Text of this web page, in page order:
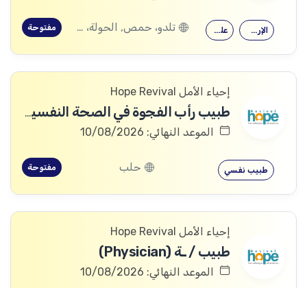
علم النفس الإرشاد النفسي تلدو، حمص, الحولة، حمص مفتوحة
إحياء الأمل Hope Revival
طبيب رأب الفجوة في الصحة النفسية (mhGAP Doctor)
الموعد النهائي: 10/08/2026
طبيب نفسي حلب مفتوحة
إحياء الأمل Hope Revival
طبيب / ـة (Physician)
الموعد النهائي: 10/08/2026